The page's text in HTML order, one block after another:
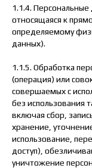
1.1.4.
относящаяся к
определяемому
данных).
1.1.5. Обработка
(операция) или
совершаемых с
без использования
включая сбор,
хранение,
использование,
доступ),
уничтожение